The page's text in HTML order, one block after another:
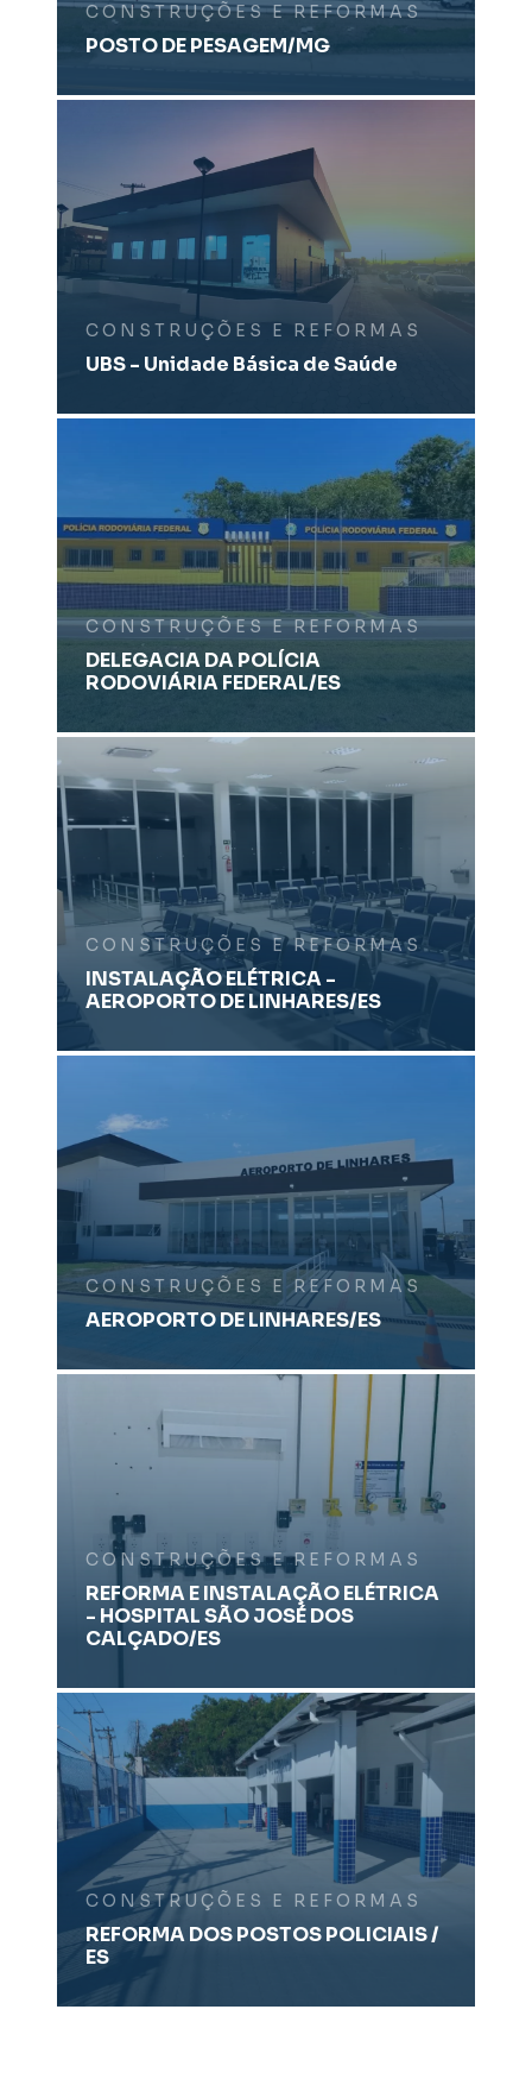
CONSTRUÇÕES E REFORMAS
POSTO DE PESAGEM/MG
CONSTRUÇÕES E REFORMAS
UBS - Unidade Básica de Saúde
CONSTRUÇÕES E REFORMAS
DELEGACIA DA POLÍCIA
RODOVIÁRIA FEDERAL/ES
CONSTRUÇÕES E REFORMAS
INSTALAÇÃO ELÉTRICA -
AEROPORTO DE LINHARES/ES
CONSTRUÇÕES E REFORMAS
AEROPORTO DE LINHARES/ES
CONSTRUÇÕES E REFORMAS
REFORMA E INSTALAÇÃO ELÉTRICA
- HOSPITAL SÃO JOSÉ DOS
CALÇADO/ES
CONSTRUÇÕES E REFORMAS
REFORMA DOS POSTOS POLICIAIS /
ES